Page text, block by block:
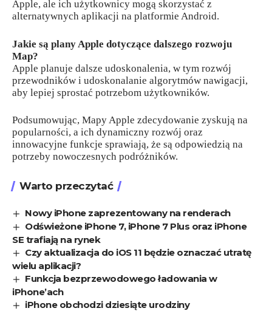
Apple, ale ich użytkownicy mogą skorzystać z
alternatywnych aplikacji na platformie Android.
Jakie są plany Apple dotyczące dalszego rozwoju
Map?
Apple planuje dalsze udoskonalenia, w tym rozwój
przewodników i udoskonalanie algorytmów nawigacji,
aby lepiej sprostać potrzebom użytkowników.
Podsumowując, Mapy Apple zdecydowanie zyskują na
popularności, a ich dynamiczny rozwój oraz
innowacyjne funkcje sprawiają, że są odpowiedzią na
potrzeby nowoczesnych podróżników.
Warto przeczytać
Nowy iPhone zaprezentowany na renderach
Odświeżone iPhone 7, iPhone 7 Plus oraz iPhone
SE trafiają na rynek
Czy aktualizacja do iOS 11 będzie oznaczać utratę
wielu aplikacji?
Funkcja bezprzewodowego ładowania w
iPhone’ach
iPhone obchodzi dziesiąte urodziny